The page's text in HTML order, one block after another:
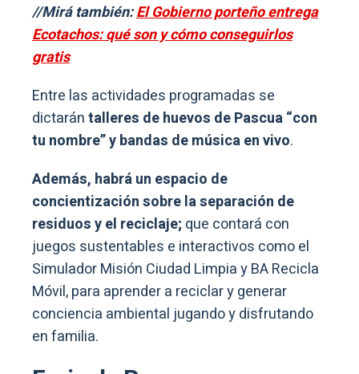
//Mirá también:El Gobierno porteño entrega
Ecotachos: qué son y cómo conseguirlos
gratis
Entre las actividades programadas se
dictarántalleres de huevos de Pascua “con
tu nombre” y bandas de música en vivo.
Además, habrá un espacio de
concientización sobre la separación de
residuos y el reciclaje; que contará con
juegos sustentables e interactivos como el
Simulador Misión Ciudad Limpia y BA Recicla
Móvil, para aprender a reciclar y generar
conciencia ambiental jugando y disfrutando
en familia.